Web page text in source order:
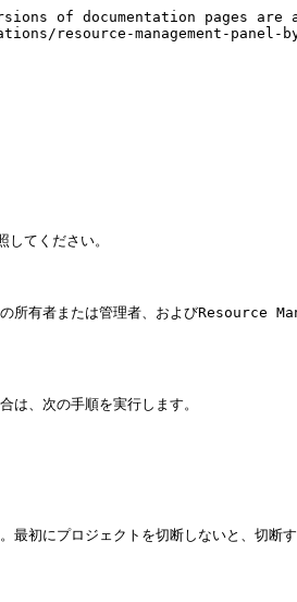
of documentation pages are
resource-management-panel-
てください。
有者または管理者、およびResource
、次の手順を実行します。
初にプロジェクトを切断しないと、切断